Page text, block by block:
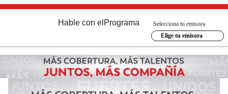
Hable con el Programa
Selecciona tu emisora
Elige tu emisora